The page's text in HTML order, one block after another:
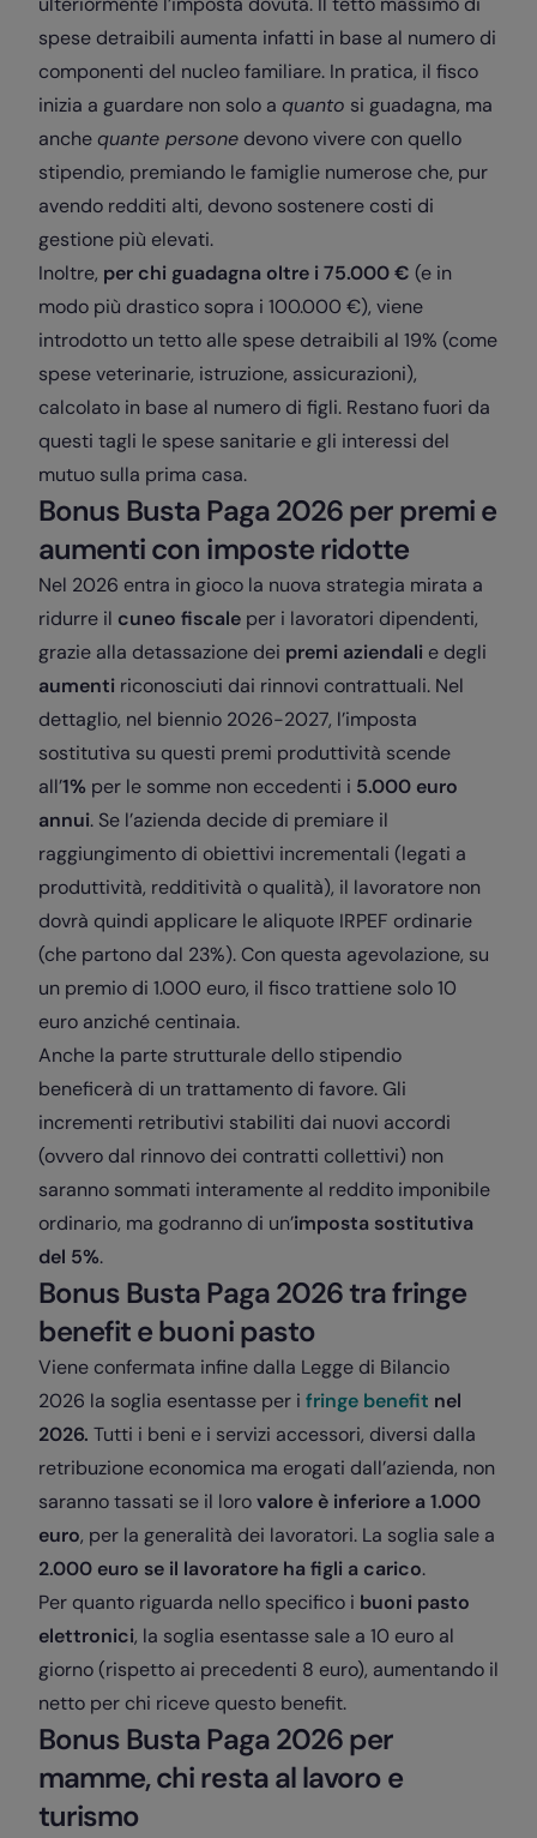
spese detraibili aumenta infatti in base al numero di
componenti del nucleo familiare. In pratica, il fisco
inizia a guardare non solo a quanto si guadagna, ma
anchequante persone devono vivere con quello
stipendio, premiando le famiglie numerose che, pur
avendo redditi alti, devono sostenere costi di
gestione più elevati.
Inoltre, per chi guadagna oltre i 75.000 € (e in
modo più drastico sopra i 100.000 €), viene
introdotto un tetto alle spese detraibili al 19% (come
spese veterinarie, istruzione, assicurazioni),
calcolato in base al numero di figli. Restano fuori da
questi tagli le spese sanitarie e gli interessi del
mutuo sulla prima casa.
Bonus Busta Paga 2026 per premi e
aumenti con imposte ridotte
Nel 2026 entra in gioco la nuova strategia mirata a
ridurre il cuneo fiscale per i lavoratori dipendenti,
grazie alla detassazione dei premi aziendali e degli
aumenti riconosciuti dai rinnovi contrattuali. Nel
dettaglio, nel biennio 2026-2027, l’imposta
sostitutiva su questi premi produttività scende
all’1% per le somme non eccedenti i 5.000 euro
annui. Se l’azienda decide di premiare il
raggiungimento di obiettivi incrementali (legati a
produttività, redditività o qualità), il lavoratore non
dovrà quindi applicare le aliquote IRPEF ordinarie
(che partono dal 23%). Con questa agevolazione, su
un premio di 1.000 euro, il fisco trattiene solo 10
euro anziché centinaia.
Anche la parte strutturale dello stipendio
beneficerà di un trattamento di favore. Gli
incrementi retributivi stabiliti dai nuovi accordi
(ovvero dal rinnovo dei contratti collettivi) non
saranno sommati interamente al reddito imponibile
ordinario, ma godranno di un’imposta sostitutiva
del 5%.
Bonus Busta Paga 2026 tra fringe
benefit e buoni pasto
Viene confermata infine dalla Legge di Bilancio
2026 la soglia esentasse per i fringe benefit nel
2026. Tutti i beni e i servizi accessori, diversi dalla
retribuzione economica ma erogati dall’azienda, non
saranno tassati se il lorovalore è inferiore a 1.000
euro, per la generalità dei lavoratori. La soglia sale a
2.000 euro se il lavoratore ha figli a carico.
Per quanto riguarda nello specifico i buoni pasto
elettronici, la soglia esentasse sale a 10 euro al
giorno (rispetto ai precedenti 8 euro), aumentando il
netto per chi riceve questo benefit.
Bonus Busta Paga 2026 per
mamme, chi resta al lavoro e
turismo